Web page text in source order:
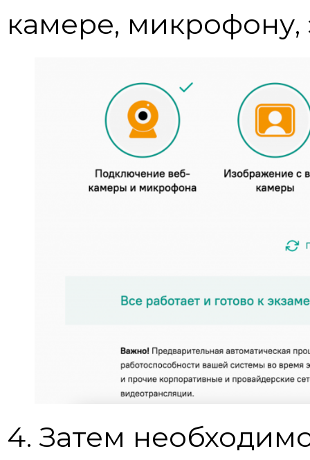
камере, микрофону,
4. Затем